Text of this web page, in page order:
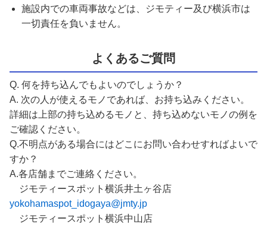
施設内での車両事故などは、ジモティー及び横浜市は
一切責任を負いません。
よくあるご質問
Q. 何を持ち込んでもよいのでしょうか？
A. 次の人が使えるモノであれば、お持ち込みください。
詳細は上部の持ち込めるモノと、持ち込めないモノの例を
ご確認ください。
Q.不明点がある場合にはどこにお問い合わせすればよいで
すか？
A.各店舗までご連絡ください。
ジモティースポット横浜井土ヶ谷店
yokohamaspot_idogaya@jmty.jp
ジモティースポット横浜中山店